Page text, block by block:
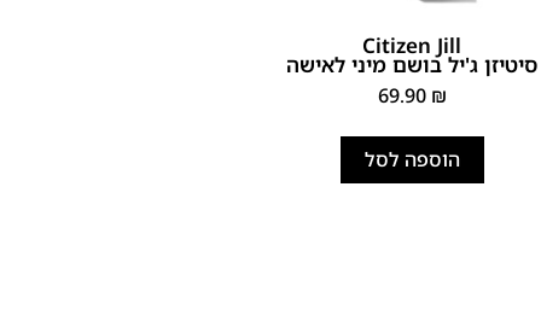
Citizen Jill
סיטיזן ג'יל בושם מיני לאישה
69.90 ₪
הוספה לסל